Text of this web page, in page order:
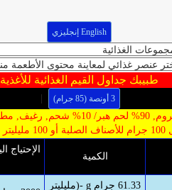
English إنجليزي
طبيبك جداول القيم الغذائية للأغذية
3 أونصة (85 جرام)
|
مطبوخ, مخبوز
الكمية
61.33 جرام g -(مليليتر